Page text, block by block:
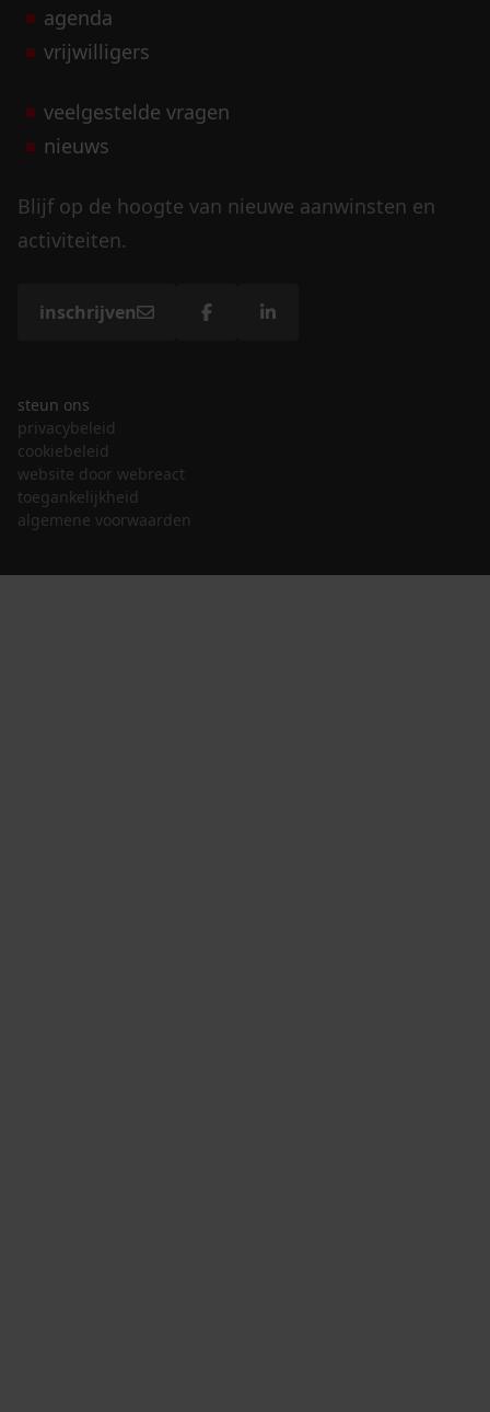
agenda
vrijwilligers
veelgestelde vragen
nieuws
Blijf op de hoogte van nieuwe aanwinsten en
activiteiten.
inschrijven
steun ons
privacybeleid
cookiebeleid
website door webreact
toegankelijkheid
algemene voorwaarden